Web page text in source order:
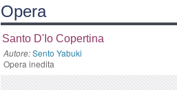
Opera
Santo D'Io Copertina
Autore:Sento Yabuki
Opera inedita